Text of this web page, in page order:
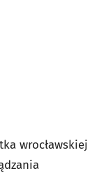
wrocławskiej